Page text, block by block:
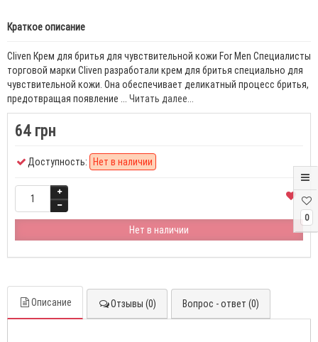
0
Краткое описание
Cliven Крем для бритья для чувствительной кожи For Men Специалисты
торговой марки Cliven разработали крем для бритья специально для
чувствительной кожи. Она обеспечивает деликатный процесс бритья,
предотвращая появление ... Читать далее...
64 грн
Доступность: Нет в наличии
Нет в наличии
Описание Отзывы (0) Вопрос - ответ (0)